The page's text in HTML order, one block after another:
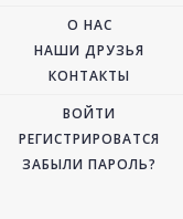
О НАС
НАШИ ДРУЗЬЯ
КОНТАКТЫ
ВОЙТИ
РЕГИСТРИРОВАТСЯ
ЗАБЫЛИ ПАРОЛЬ?